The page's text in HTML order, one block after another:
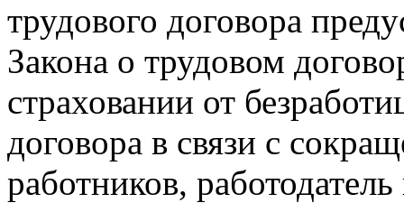
трудового договора
Закона о трудовом
страховании от
договора в связи с
работников,